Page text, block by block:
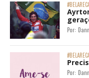
Por:
Por: